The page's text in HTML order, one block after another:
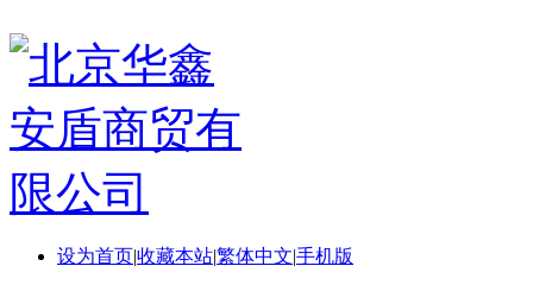
设为首页|收藏本站|繁体中文|手机版